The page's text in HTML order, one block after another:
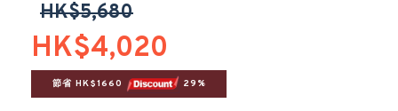
HK$4,020
HK$5,680
節省 HK$1660 29%